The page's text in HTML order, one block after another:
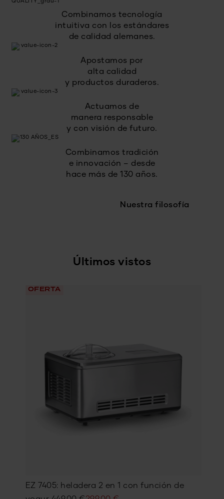
Combinamos tecnología
intuitiva con los estándares
de calidad alemanes.
Apostamos por
alta calidad
y productos duraderos.
Actuamos de
manera responsable
y con visión de futuro.
Combinamos tradición
e innovación – desde
hace más de 130 años.
Nuestra filosofía
Últimos vistos
OFERTA
EZ 7405: heladera 2 en 1 con función de